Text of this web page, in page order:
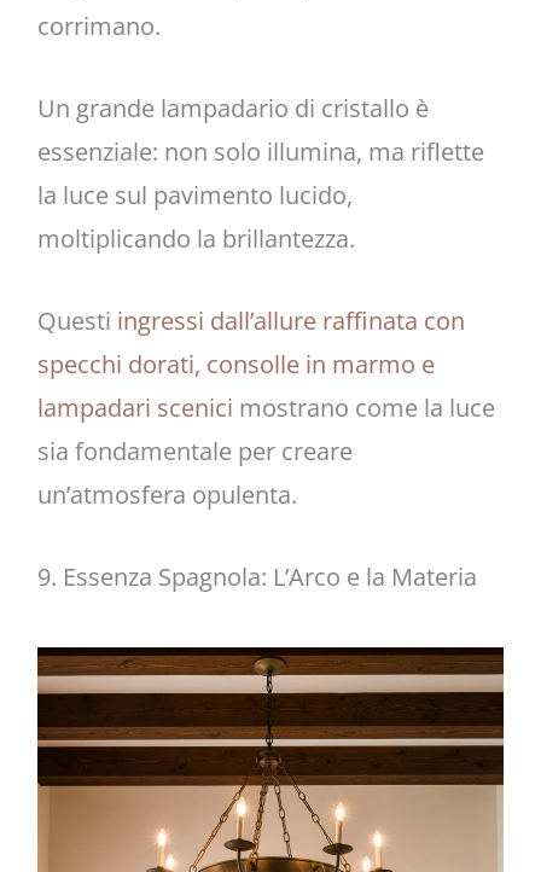
corrimano.
Un grande lampadario di cristallo è
essenziale: non solo illumina, ma riflette
la luce sul pavimento lucido,
moltiplicando la brillantezza.
Questi ingressi dall’allure raffinata con
specchi dorati, consolle in marmo e
lampadari scenici mostrano come la luce
sia fondamentale per creare
un’atmosfera opulenta.
9. Essenza Spagnola: L’Arco e la Materia